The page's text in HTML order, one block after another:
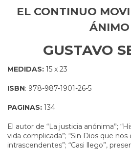
EL CONTINUO
ÁNIMO
GUSTAVO
MEDIDAS: 15 x 23
ISBN: 978-987-1901-26-5
PAGINAS: 134
El autor de “La justicia anónima”;
vida complicada”; “Sin Dios que nos
intrascendentes”; “Casi llego”,